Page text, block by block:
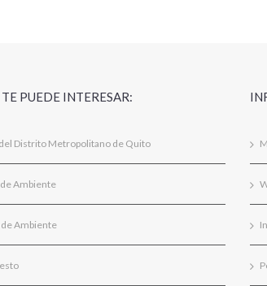
PUEDE INTERESAR:
Distrito Metropolitano de Quito
Ambiente
Ambiente